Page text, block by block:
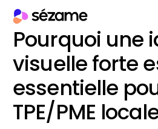
Pourquoi une
visuelle forte
essentielle
TPE/PME